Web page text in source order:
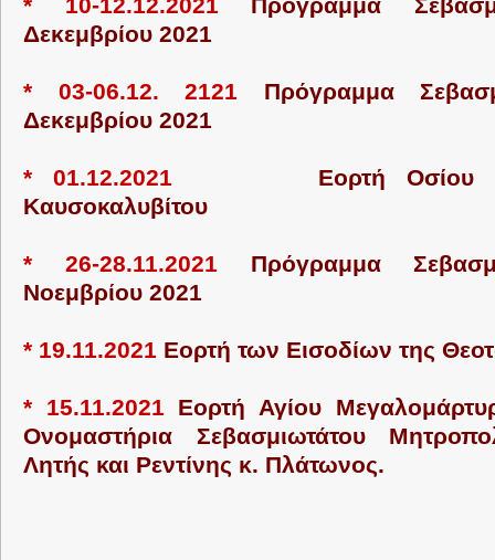
Δεκεμβρίου 2021
* 03-06.12. 2121
Πρόγραμμα
Δεκεμβρίου 2021
* 01.12.2021
Εορτή Οσίου
Καυσοκαλυβίτου
* 26-28.11.2021
Πρόγραμμα
Νοεμβρίου 2021
* 19.11.2021 Εορτή των Εισοδίων της
* 15.11.2021 Εορτή Αγίου
Ονομαστήρια Σεβασμιωτάτου
Λητής και Ρεντίνης κ. Πλάτωνος.